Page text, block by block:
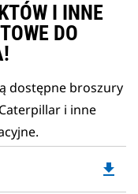
I INNE
DO
dostępne broszury
i inne
file_download